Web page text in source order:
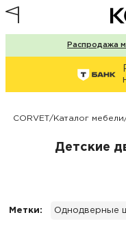
Распродажа
CORVET/Каталог мебели
Детские
Метки: Однодверные